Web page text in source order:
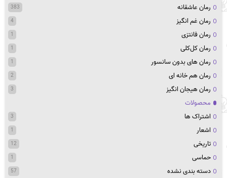
رمان عاشقانه 383
رمان غم انگیز 4
رمان فانتزی 1
رمان کل‌کلی 1
رمان های بدون سانسور 1
رمان هم خانه ای 2
رمان هیجان انگیز 3
محصولات
اشتراک ها
3
اشعار 1
تاریخی 12
حماسی 1
دسته بندی نشده 57